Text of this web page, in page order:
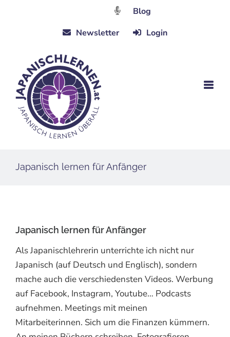
Blog
Newsletter
Login
Japanisch lernen für Anfänger
Japanisch lernen für Anfänger
Als Japanischlehrerin unterrichte ich nicht nur
Japanisch (auf Deutsch und Englisch), sondern
mache auch die verschiedensten Videos. Werbung
auf Facebook, Instagram, Youtube… Podcasts
aufnehmen. Meetings mit meinen
Mitarbeiterinnen. Sich um die Finanzen kümmern.